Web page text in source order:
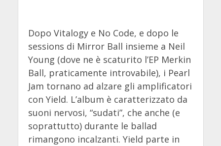
Dopo Vitalogy e No Code, e dopo le
sessions di Mirror Ball insieme a Neil
Young (dove ne è scaturito l’EP Merkin
Ball, praticamente introvabile), i Pearl
Jam tornano ad alzare gli amplificatori
con Yield. L’album è caratterizzato da
suoni nervosi, “sudati”, che anche (e
soprattutto) durante le ballad
rimangono incalzanti. Yield parte in